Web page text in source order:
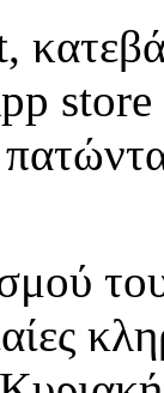
,
store